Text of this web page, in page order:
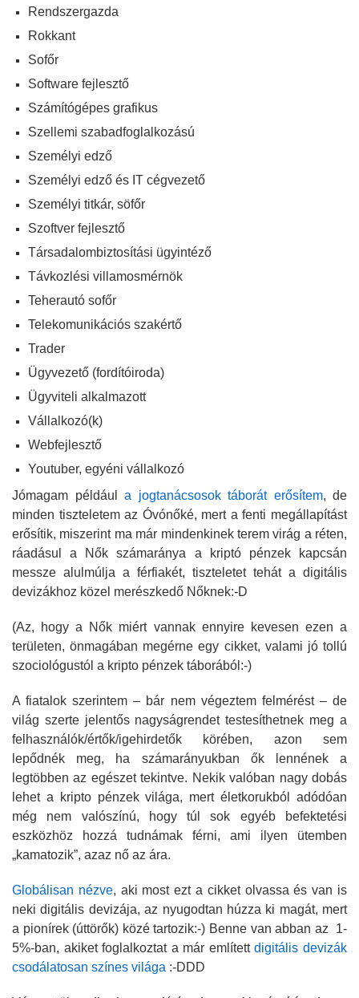
Rendszergazda
Rokkant
Sofőr
Software fejlesztő
Számítógépes grafikus
Szellemi szabadfoglalkozású
Személyi edző
Személyi edző és IT cégvezető
Személyi titkár, söfőr
Szoftver fejlesztő
Társadalombiztosítási ügyintéző
Távkozlési villamosmérnök
Teherautó sofőr
Telekomunikációs szakértő
Trader
Ügyvezető (fordítóiroda)
Ügyviteli alkalmazott
Vállalkozó(k)
Webfejlesztő
Youtuber, egyéni vállalkozó
Jómagam például a jogtanácsosok táborát erősítem, de
minden tiszteletem az Óvónőké, mert a fenti megállapítást
erősítik, miszerint ma már mindenkinek terem virág a réten,
ráadásul a Nők számaránya a kriptó pénzek kapcsán
messze alulmúlja a férfiakét, tiszteletet tehát a digitális
devizákhoz közel merészkedő Nőknek:-D
(Az, hogy a Nők miért vannak ennyire kevesen ezen a
területen, önmagában megérne egy cikket, valami jó tollú
szociológustól a kripto pénzek táborából:-)
A fiatalok szerintem – bár nem végeztem felmérést – de
világ szerte jelentős nagyságrendet testesíthetnek meg a
felhasználók/értők/igehirdetők körében, azon sem
lepődnék meg, ha számarányukban ők lennének a
legtöbben az egészet tekintve. Nekik valóban nagy dobás
lehet a kripto pénzek világa, mert életkorukból adódóan
még nem valószínú, hogy túl sok egyéb befektetési
eszközhöz hozzá tudnámak férni, ami ilyen ütemben
„kamatozik”, azaz nő az ára.
Globálisan nézve, aki most ezt a cikket olvassa és van is
neki digitális devizája, az nyugodtan húzza ki magát, mert
a pionírek (úttörők) közé tartozik:-) Benne van abban az 1-
5%-ban, akiket foglalkoztat a már említettdigitális devizák
csodálatosan színes világa :-DDD